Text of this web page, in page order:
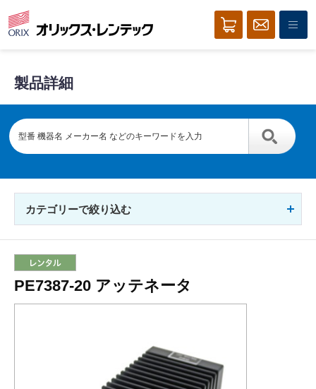
製品詳細
カテゴリーで絞り込む
PE7387-20 アッテネータ